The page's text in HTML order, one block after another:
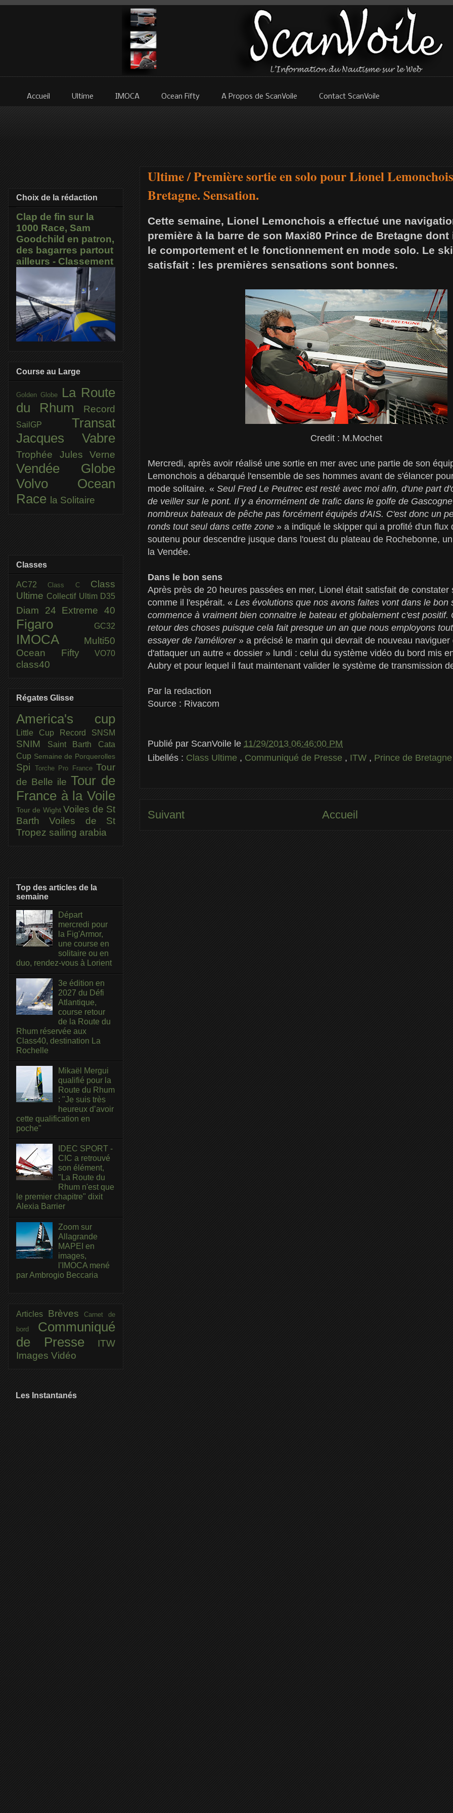
Accueil Ultime IMOCA Ocean Fifty A Propos de ScanVoile Contact ScanVoile
Ultime / Première sortie en solo pour Lionel
Bretagne. Sensation.
Cette semaine, Lionel Lemonchois a effectué une
première à la barre de son Maxi80 Prince de Bretagne
le comportement et le fonctionnement en mode solo. Le
satisfait : les premières sensations sont bonnes.
Credit : M.Mochet
Mercredi, après avoir réalisé une sortie en mer avec une partie de son
Lemonchois a débarqué l'ensemble de ses hommes avant de s'élancer
mode solitaire. « Seul Fred Le Peutrec est resté avec moi afin, d'une part
de veiller sur le pont. Il y a énormément de trafic dans le golfe de
nombreux bateaux de pêche pas forcément équipés d'AIS. C'est donc un
ronds tout seul dans cette zone » a indiqué le skipper qui a profité d'un flux
soutenu pour descendre jusque dans l'ouest du plateau de Rochebonne,
la Vendée.
Dans le bon sens
Après près de 20 heures passées en mer, Lionel était satisfait de constater
comme il l'espérait. « Les évolutions que nos avons faites vont dans le bon
commence à vraiment bien connaitre le bateau et globalement c'est positif.
retour des choses puisque cela fait presque un an que nous employons
essayer de l'améliorer » a précisé le marin qui devrait de nouveau
d'attaquer un autre « dossier » lundi : celui du système vidéo du bord mis
Aubry et pour lequel il faut maintenant valider le système de transmission
Par la redaction
Source : Rivacom
Publié par ScanVoile le 11/29/2013 06:46:00 PM
Libellés : Class Ultime , Communiqué de Presse , ITW , Prince de Bretagne
Suivant Accueil
Choix de la rédaction
Clap de fin sur la
1000 Race, Sam
Goodchild en patron,
des bagarres partout
ailleurs - Classement
Course au Large
Golden Globe
La Route
du Rhum
Record
SailGP Transat
Jacques Vabre
Trophée Jules Verne
Vendée Globe
Volvo Ocean
Race la Solitaire
Classes
AC72Class C Class
Ultime Collectif Ultim D35
Diam 24 Extreme 40
Figaro GC32
IMOCA
Multi50
Ocean Fifty
VO70
class40
Régates Glisse
America's cup
Little Cup Record SNSM
SNIM
Saint Barth Cata
Cup Semaine de Porquerolles
Spi Torche Pro France Tour
de Belle ile Tour de
France à la Voile
Tour de Wight Voiles de St
BarthVoiles de St
Tropez sailing arabia
Top des articles de la
semaine
Départ
mercredi pour
la Fig'Armor,
une course en
solitaire ou en
duo, rendez-vous à Lorient
3e édition en
2027 du Défi
Atlantique,
course retour
de la Route du
Rhum réservée aux
Class40, destination La
Rochelle
Mikaël Mergui
qualifié pour la
Route du Rhum
: "Je suis très
heureux d’avoir
cette qualification en
poche"
IDEC SPORT -
CIC a retrouvé
son élément,
"La Route du
Rhum n'est que
le premier chapitre" dixit
Alexia Barrier
Zoom sur
Allagrande
MAPEI en
images,
l'IMOCA mené
par Ambrogio Beccaria
Articles BrèvesCarnet de
bord Communiqué
de Presse
ITW
Images Vidéo
Les Instantanés